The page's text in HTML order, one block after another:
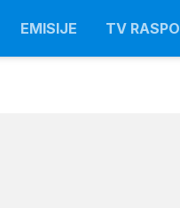
EMISIJE TV